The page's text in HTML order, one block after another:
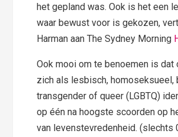
het gepland was. Ook is het een
waar bewust voor is gekozen,
Harman aan The Sydney Morning
Ook mooi om te benoemen is dat
zich als lesbisch, homoseksueel,
transgender of queer (LGBTQ)
op één na hoogste scoorden op
van levenstevredenheid. (slechts